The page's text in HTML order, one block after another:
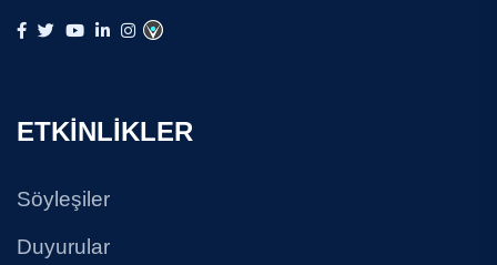
ETKİNLİKLER
Söyleşiler
Duyurular